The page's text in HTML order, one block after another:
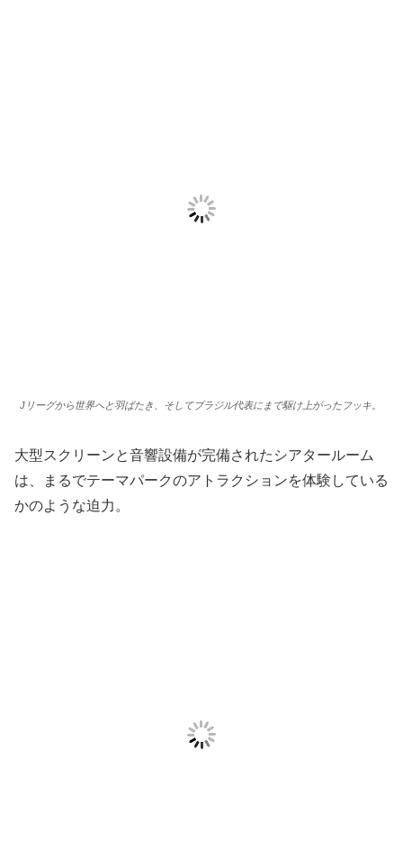
Jリーグから世界へと羽ばたき、そしてブラジル代表にまで駆け上がったフッキ。
大型スクリーンと音響設備が完備されたシアタールーム
は、まるでテーマパークのアトラクションを体験している
かのような迫力。